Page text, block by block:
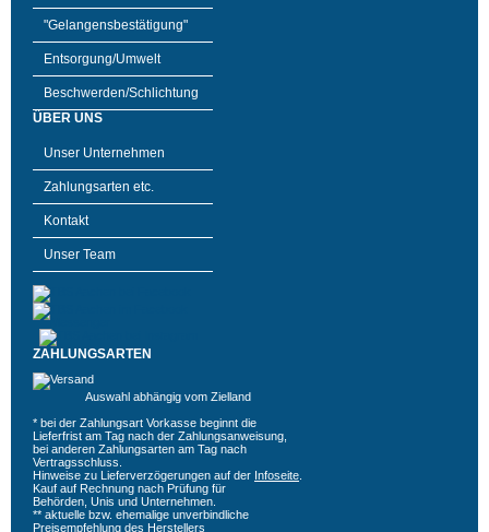
"Gelangensbestätigung"
Entsorgung/Umwelt
Beschwerden/Schlichtung
ÜBER UNS
Unser Unternehmen
Zahlungsarten etc.
Kontakt
Unser Team
ZAHLUNGSARTEN
Auswahl abhängig vom Zielland
* bei der Zahlungsart Vorkasse beginnt die
Lieferfrist am Tag nach der Zahlungsanweisung,
bei anderen Zahlungsarten am Tag nach
Vertragsschluss.
Hinweise zu Lieferverzögerungen auf der Infoseite
Kauf auf Rechnung nach Prüfung für
Behörden, Unis und Unternehmen.
** aktuelle bzw. ehemalige unverbindliche
Preisempfehlung des Herstellers